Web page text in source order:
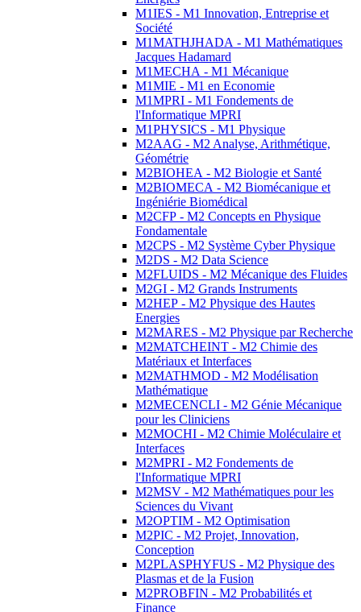
M1IES - M1 Innovation, Entreprise et
Société
M1MATHJHADA - M1 Mathématiques
Jacques Hadamard
M1MECHA - M1 Mécanique
M1MIE - M1 en Economie
M1MPRI - M1 Fondements de
l'Informatique MPRI
M1PHYSICS - M1 Physique
M2AAG - M2 Analyse, Arithmétique,
Géométrie
M2BIOHEA - M2 Biologie et Santé
M2BIOMECA - M2 Biomécanique et
Ingéniérie Biomédical
M2CFP - M2 Concepts en Physique
Fondamentale
M2CPS - M2 Système Cyber Physique
M2DS - M2 Data Science
M2FLUIDS - M2 Mécanique des Fluides
M2GI - M2 Grands Instruments
M2HEP - M2 Physique des Hautes
Energies
M2MARES - M2 Physique par Recherche
M2MATCHEINT - M2 Chimie des
Matériaux et Interfaces
M2MATHMOD - M2 Modélisation
Mathématique
M2MECENCLI - M2 Génie Mécanique
pour les Cliniciens
M2MOCHI - M2 Chimie Moléculaire et
Interfaces
M2MPRI - M2 Fondements de
l'Informatique MPRI
M2MSV - M2 Mathématiques pour les
Sciences du Vivant
M2OPTIM - M2 Optimisation
M2PIC - M2 Projet, Innovation,
Conception
M2PLASPHYFUS - M2 Physique des
Plasmas et de la Fusion
M2PROBFIN - M2 Probabilités et
Finance